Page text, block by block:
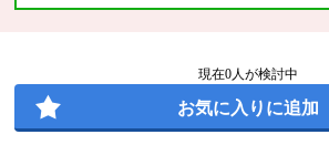
現在0人が検討中
お気に入りに追加